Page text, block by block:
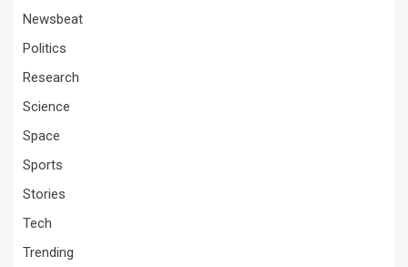
Newsbeat
Politics
Research
Science
Space
Sports
Stories
Tech
Trending